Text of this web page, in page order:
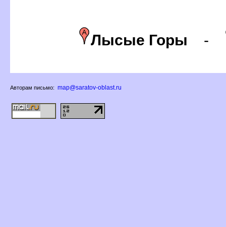
Лысые Горы -
Авторам письмо: map@saratov-oblast.ru